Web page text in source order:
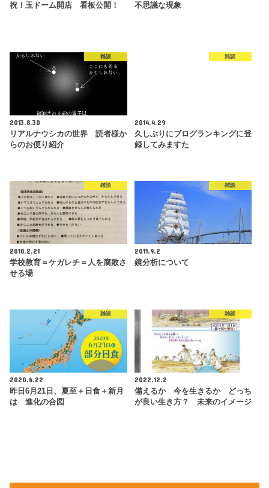
祝！玉ドーム開店 看板公開！
不思議な現象
雑談
2013.8.30
リアルナウシカの世界 読者様か
らのお便り紹介
雑談
2014.4.29
久しぶりにブログランキングに登
録してみますた
雑談
2018.2.21
学校教育＝ケガレチ＝人を腐敗さ
せる場
雑談
2011.9.2
鏡分析について
雑談
2020.6.22
昨日6月21日、夏至＋日食＋新月
は 進化の合図
雑談
2022.12.2
備えるか 今を生きるか どっち
が良い生き方？ 未来のイメージ